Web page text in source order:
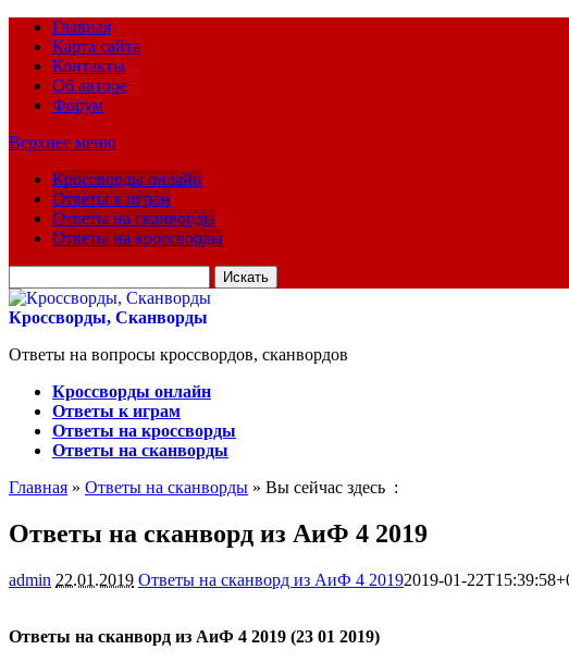
Главная
Карта сайта
Контакты
Об авторе
Форум
Верхнее меню
Кроссворды онлайн
Ответы к играм
Ответы на сканворды
Ответы на кроссворды
для:
Кроссворды, Сканворды
Ответы на вопросы кроссвордов, сканвордов
Кроссворды онлайн
Ответы к играм
Ответы на кроссворды
Ответы на сканворды
Главная » Ответы на сканворды » Вы сейчас здесь :
Ответы на сканворд из АиФ 4 2019
admin 22.01.2019 Ответы на сканворд из АиФ 4 20192019-01-
Ответы на сканворд из АиФ 4 2019 (23 01 2019)